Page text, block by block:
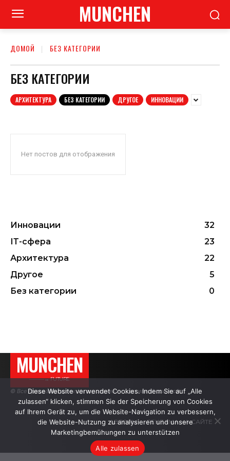
MUNCHEN
ДОМОЙ БЕЗ КАТЕГОРИИ
БЕЗ КАТЕГОРИИ
АРХИТЕКТУРА БЕЗ КАТЕГОРИИ ДРУГОЕ ИННОВАЦИИ
Нет постов для отображения
Инновации
32
ІТ-сфера
23
Архитектура
22
Другое
5
Без категории
0
MUNCHEN
———→ FUTURE
© Все права защищены. Цитирование — с активной ссылкой.
АВТОРЫ РЕКЛАМА НА САЙТЕ
Diese Website verwendet Cookies. Indem Sie auf „Alle
zulassen“ klicken, stimmen Sie der Speicherung von Cookies
auf Ihrem Gerät zu, um die Website-Navigation zu verbessern,
die Website-Nutzung zu analysieren und unsere
Marketingbemühungen zu unterstützen
Alle zulassen